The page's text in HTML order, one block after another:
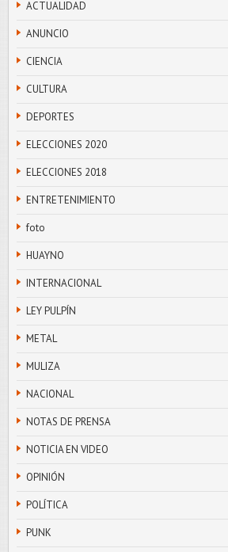
ACTUALIDAD
ANUNCIO
CIENCIA
CULTURA
DEPORTES
ELECCIONES 2020
ELECCIONES 2018
ENTRETENIMIENTO
foto
HUAYNO
INTERNACIONAL
LEY PULPÍN
METAL
MULIZA
NACIONAL
NOTAS DE PRENSA
NOTICIA EN VIDEO
OPINIÓN
POLÍTICA
PUNK